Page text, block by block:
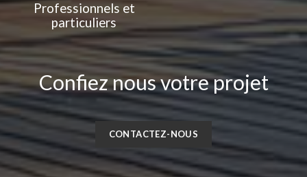
Professionnels et
particuliers
Confiez nous votre projet
CONTACTEZ-NOUS